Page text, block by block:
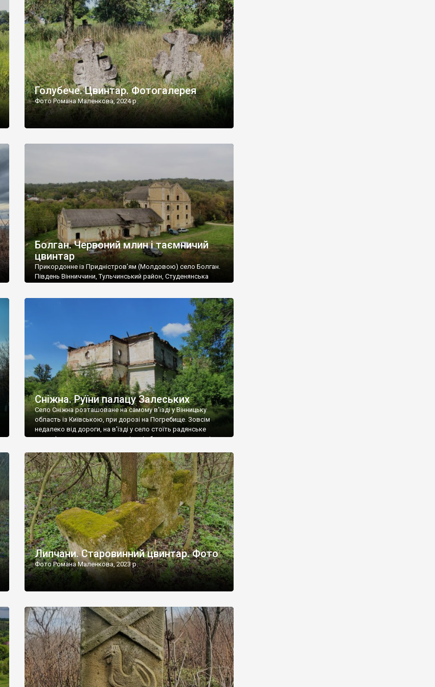
[…]
Голубече. Цвинтар. Фотогалерея
Фото Романа Маленкова, 2024 р.
Болган. Червоний млин і таємничий
цвинтар
Прикордонне із Придністров’ям (Молдовою) село Болган.
Південь Вінниччини, Тульчинський район, Студенянська
старовинний цвинтар із кам’яними хрестами. Всі епітафії, які
збереглися, написані кирилицею, церковнослов’янською
мовою. За всіма традиційними ознаками – цвинтар
український. Хрести датуються 19 століттям. У 1924-1940
роках Болган […]
Сніжна. Руїни палацу Залеських
Село Сніжна розташоване на самому в’їзді у Вінницьку
область із Київською, при дорозі на Погребище. Зовсім
недалеко від дороги, на в’їзді у село стоїть радянське
рельєфне пано, яке показує жінку і яблуню, а трохи далі,
дороги їх не видно, але видно дві стареньких колії у траві –
[…]
Липчани. Старовинний цвинтар. Фото
Фото Романа Маленкова, 2023 р.